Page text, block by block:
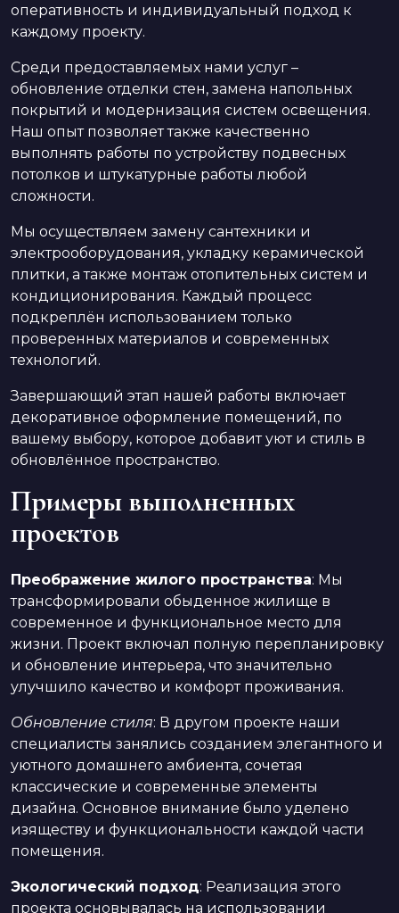
оперативность и индивидуальный подход к
каждому проекту.
Среди предоставляемых нами услуг –
обновление отделки стен, замена напольных
покрытий и модернизация систем освещения.
Наш опыт позволяет также качественно
выполнять работы по устройству подвесных
потолков и штукатурные работы любой
сложности.
Мы осуществляем замену сантехники и
электрооборудования, укладку керамической
плитки, а также монтаж отопительных систем и
кондиционирования. Каждый процесс
подкреплён использованием только
проверенных материалов и современных
технологий.
Завершающий этап нашей работы включает
декоративное оформление помещений, по
вашему выбору, которое добавит уют и стиль в
обновлённое пространство.
Примеры выполненных
проектов
Преображение жилого пространства: Мы
трансформировали обыденное жилище в
современное и функциональное место для
жизни. Проект включал полную перепланировку
и обновление интерьера, что значительно
улучшило качество и комфорт проживания.
Обновление стиля: В другом проекте наши
специалисты занялись созданием элегантного и
уютного домашнего амбиента, сочетая
классические и современные элементы
дизайна. Основное внимание было уделено
изяществу и функциональности каждой части
помещения.
Экологический подход: Реализация этого
проекта основывалась на использовании